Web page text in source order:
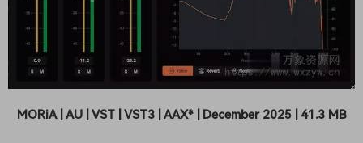
MORiA | AU | VST | VST3 | AAX* | December 2025 | 41.3 MB